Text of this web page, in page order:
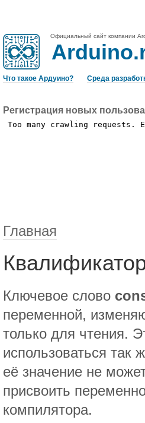
Официальный сайт компании
Что такое Ардуино? Среда
Регистрация новых
Главная
Ключевое слово
переменной,
только для чтения.
использоваться так
её значение не
присвоить
компилятора.